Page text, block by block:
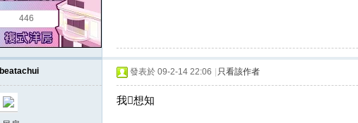
446
beatachui
發表於 09-2-14 22:06 只看該作者
我想知